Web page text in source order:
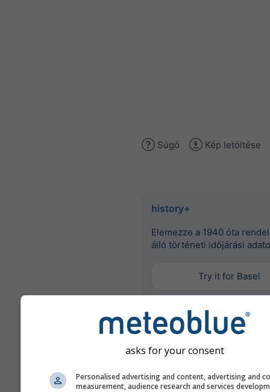
Súgó Kép letöltése
history+
Elemezze a 1940 óta
álló történeti időjárási
Try it for Basel
További időjárási adatok
asks for your consent
Personalised advertising and content, advertising and
measurement, audience research and services